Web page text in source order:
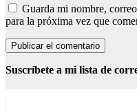
Guarda mi nombre,
para la próxima vez que
Suscríbete a mi lista de